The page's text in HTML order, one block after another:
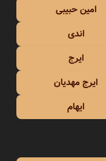
امین حبیبی
اندی
ایرج
ایرج مهدیان
ایهام